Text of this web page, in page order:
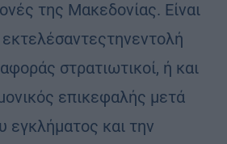
της Μακεδονίας. Είναι
στρατιωτικοί, ή και
επικεφαλής μετά
εγκλήματος και την